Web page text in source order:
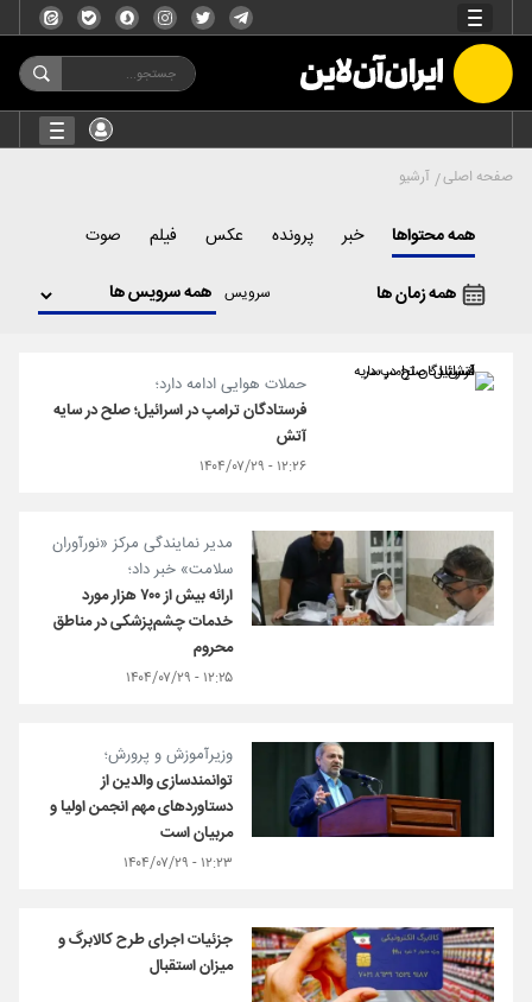
صفحه اصلی آرشیو
همه محتواها خبر پرونده عکس فیلم صوت
همه زمان ها سرویس
حملات هوایی ادامه دارد؛
فرستادگان ترامپ در اسرائیل؛ صلح در سایه
آتش
۱۲:۲۶ - ۱۴۰۴/۰۷/۲۹
مدیر نمایندگی مرکز «نورآوران
سلامت» خبر داد؛
ارائه بیش از ۷۰۰ هزار مورد
خدمات چشم‌پزشکی در مناطق
محروم
۱۲:۲۵ - ۱۴۰۴/۰۷/۲۹
وزیرآموزش و پرورش؛
توانمندسازی والدین از
دستاوردهای مهم انجمن اولیا و
مربیان است
۱۲:۲۳ - ۱۴۰۴/۰۷/۲۹
جزئیات اجرای طرح کالابرگ و
میزان استقبال